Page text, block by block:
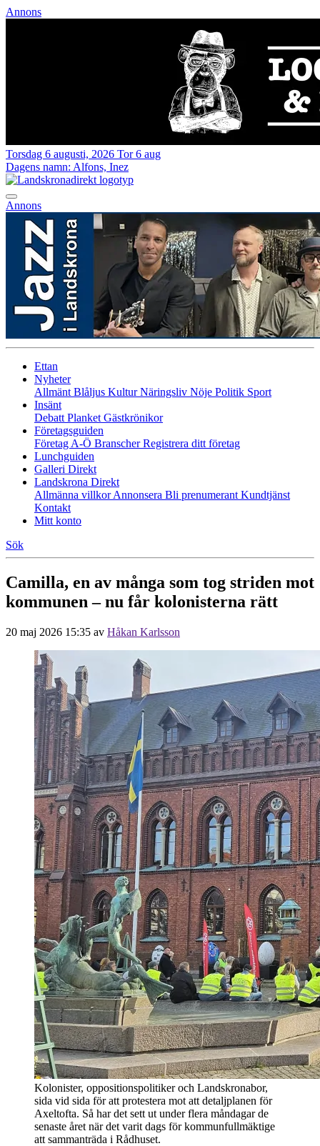
Annons
Torsdag 6 augusti, 2026 Tor 6 aug
Dagens namn: Alfons, Inez
Annons
Ettan
Nyheter
Allmänt Blåljus KulturNäringsliv Nöje Politik Sport
Insänt
Debatt Planket Gästkrönikor
Företagsguiden
Företag A-Ö BranscherRegistrera ditt företag
Lunchguiden
Galleri Direkt
Landskrona Direkt
Allmänna villkorAnnonsera Bli prenumerant Kundtjänst
Kontakt
Mitt konto
Sök
Camilla, en av många som tog striden mot
kommunen – nu får kolonisterna rätt
20 maj 2026 15:35 av Håkan Karlsson
Kolonister, oppositionspolitiker och Landskronabor,
sida vid sida för att protestera mot att detaljplanen för
Axeltofta. Så har det sett ut under flera måndagar de
senaste året när det varit dags för kommunfullmäktige
att sammanträda i Rådhuset.